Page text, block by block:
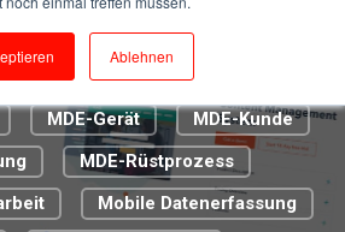
Ablehnen
Infrastruktur
IT-Support
Kundenbetreuer
MDE-Gerät
MDE-Kunde
MDE-Rüstprozess
Mobile Datenerfassung